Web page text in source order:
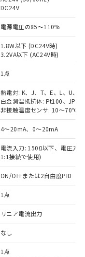
DC24V
電源電圧の85～110%
1.8W以下 (DC24V時)
3.2VA以下 (AC24V時)
1点
熱電対: K、J、T、E、L、U、
白金測温抵抗体: Pt100、
非接触温度センサ: 10～70℃
4～20mA、0～20mA
電流入力: 150Ω以下、電圧入
1:1接続で使用)
ON/OFFまたは2自由度PID（
1点
リニア電流出力
なし
1点